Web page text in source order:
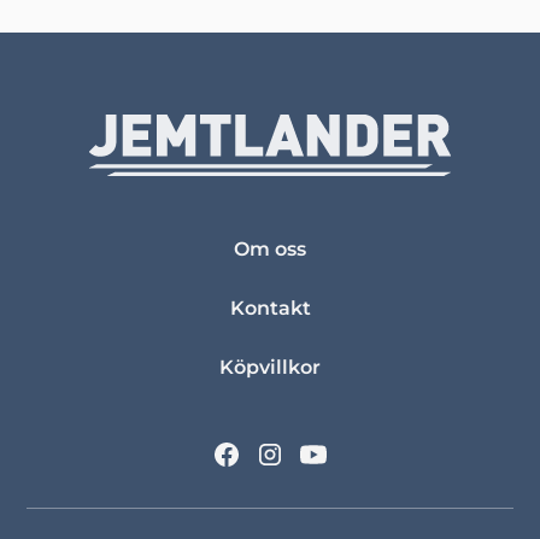
Om oss
Kontakt
Köpvillkor